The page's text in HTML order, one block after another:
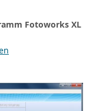
Fotoworks XL